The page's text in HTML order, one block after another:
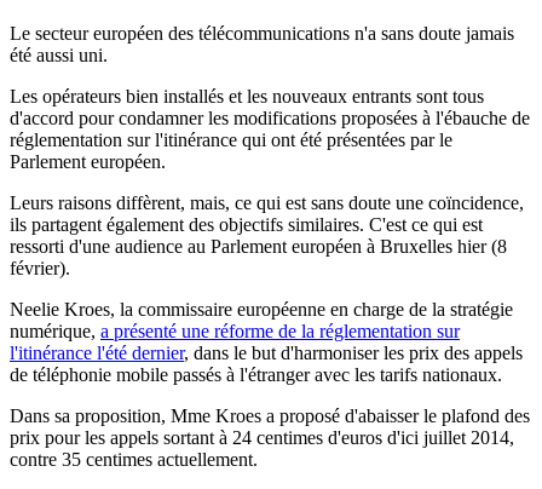
Le secteur européen des télécommunications n'a sans doute jamais
été aussi uni.
Les opérateurs bien installés et les nouveaux entrants sont tous
d'accord pour condamner les modifications proposées à l'ébauche de
réglementation sur l'itinérance qui ont été présentées par le
Parlement européen.
Leurs raisons diffèrent, mais, ce qui est sans doute une coïncidence,
ils partagent également des objectifs similaires. C'est ce qui est
ressorti d'une audience au Parlement européen à Bruxelles hier (8
février).
Neelie Kroes, la commissaire européenne en charge de la stratégie
numérique, a présenté une réforme de la réglementation sur
l'itinérance l'été dernier, dans le but d'harmoniser les prix des appels
de téléphonie mobile passés à l'étranger avec les tarifs nationaux.
Dans sa proposition, Mme Kroes a proposé d'abaisser le plafond des
prix pour les appels sortant à 24 centimes d'euros d'ici juillet 2014,
contre 35 centimes actuellement.